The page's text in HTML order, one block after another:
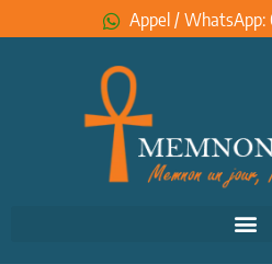
Appel / WhatsApp: